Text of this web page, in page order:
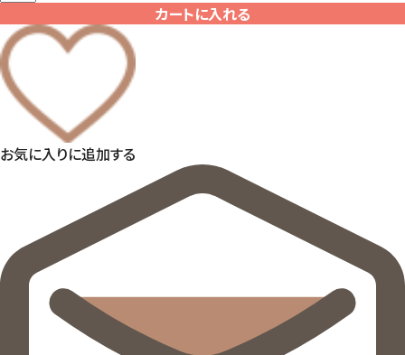
カートに入れる
お気に入りに追加する